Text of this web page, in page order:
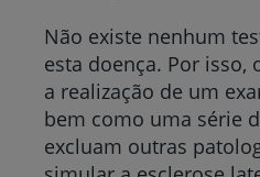
Não existe nenhum
esta doença. Por isso,
a realização de um
bem como uma série
excluam outras